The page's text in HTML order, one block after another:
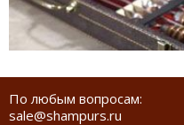
По любым вопросам:
sale@shampurs.ru